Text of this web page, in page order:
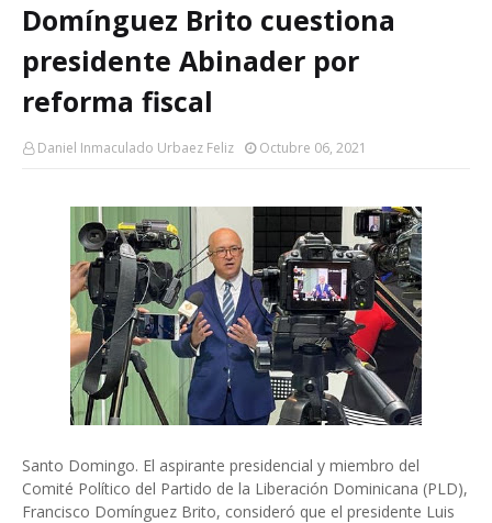
Domínguez Brito cuestiona
presidente Abinader por
reforma fiscal
Daniel Inmaculado Urbaez Feliz Octubre 06, 2021
Santo Domingo. El aspirante presidencial y miembro del
Comité Político del Partido de la Liberación Dominicana (PLD),
Francisco Domínguez Brito, consideró que el presidente Luis